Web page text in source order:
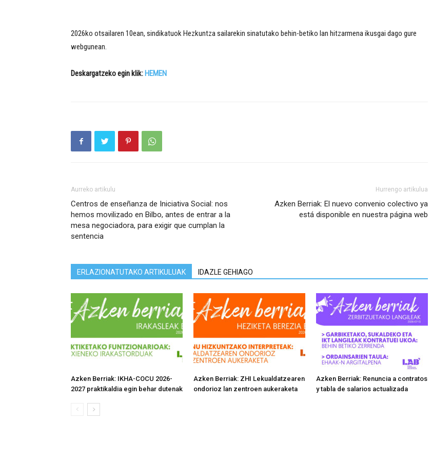
2026ko otsailaren 10ean, sindikatuok Hezkuntza sailarekin sinatutako behin-betiko lan hitzarmena ikusgai dago gure
webgunean.
Deskargatzeko egin klik: HEMEN
Aurreko artikulu
Centros de enseñanza de Iniciativa Social: nos
hemos movilizado en Bilbo, antes de entrar a la
mesa negociadora, para exigir que cumplan la
sentencia
Hurrengo artikulua
Azken Berriak: El nuevo convenio colectivo ya
está disponible en nuestra página web
ERLAZIONATUTAKO ARTIKULUAK IDAZLE GEHIAGO
Azken Berriak: IKHA-COCU 2026-
2027 praktikaldia egin behar dutenak
Azken Berriak: ZHI Lekualdatzearen
ondorioz lan zentroen aukeraketa
Azken Berriak: Renuncia a contratos
y tabla de salarios actualizada